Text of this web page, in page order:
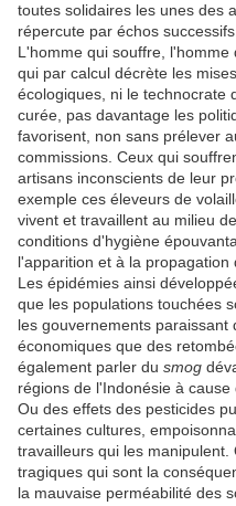
toutes solidaires les unes des
répercute par échos successifs.
L'homme qui souffre,
qui par calcul décrète les
écologiques, ni le technocrate
curée, pas davantage les
favorisent, non sans prélever
commissions. Ceux qui
artisans inconscients de leur
exemple ces éleveurs de
vivent et travaillent au milieu
conditions d'hygiène
l'apparition et à la propagation
Les épidémies ainsi
que les populations touchées
les gouvernements
économiques que des
également parler du smog
régions de l'Indonésie à
Ou des effets des pesticides
certaines cultures,
travailleurs qui les
tragiques qui sont la
la mauvaise perméabilité des